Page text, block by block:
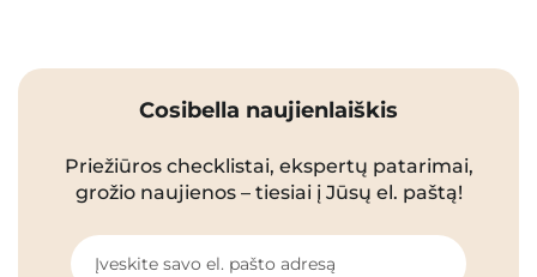
Cosibella naujienlaiškis
Priežiūros checklistai, ekspertų patarimai,
grožio naujienos – tiesiai į Jūsų el. paštą!
Įveskite savo el. pašto adresą